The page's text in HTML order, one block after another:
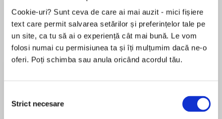
Cookie-uri? Sunt ceva de care ai mai auzit - mici fișiere
text care permit salvarea setărilor și preferințelor tale pe
un site, ca tu să ai o experiență cât mai bună. Le vom
folosi numai cu permisiunea ta și îți mulțumim dacă ne-o
oferi. Poți schimba sau anula oricând acordul tău.
consimțământului
Strict necesare
Desprecarte
In this close-knit Amish family, nothing is as
When Viola Keim starts working at a nearby
Mennonite retirement home, she strikes up an